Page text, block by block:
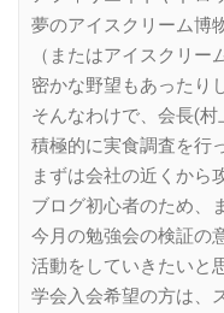
夢のアイスクリーム博
（またはアイスクリー
密かな野望もあったり
そんなわけで、会長(村
積極的に実食調査を行
まずは会社の近くから
ブログ初心者のため、
今月の勉強会の検証の
活動をしていきたいと
学会入会希望の方は、